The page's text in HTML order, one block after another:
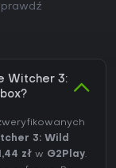
Witcher 3:
3: Wild
zł w G2Play.